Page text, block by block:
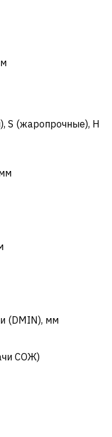
, S (жаропрочные), H
(DMIN), мм
СОЖ)